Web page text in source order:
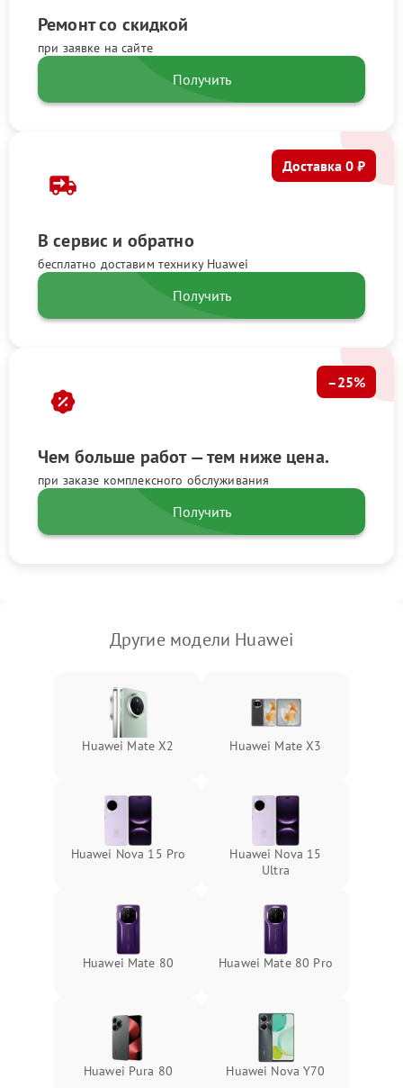
Ремонт со скидкой
при заявке на сайте
Получить
В сервис и обратно
бесплатно доставим технику Huawei
Доставка 0 ₽
Получить
Чем больше работ — тем ниже цена.
при заказе комплексного обслуживания
–25%
Получить
Другие модели Huawei
Huawei Mate X2 Huawei Mate X3
Huawei Nova 15 Pro
Huawei Nova 15
Ultra
Huawei Mate 80 Huawei Mate 80 Pro
Huawei Pura 80 Huawei Nova Y70